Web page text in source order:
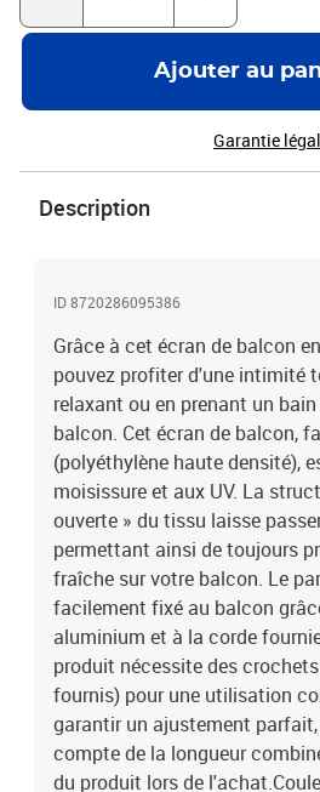
aluminiumCorde synthétique de 24 m
Ajouter au
Garantie
Description
ID 8720286095386
Grâce à cet écran de balcon
pouvez profiter d'une intimité
relaxant ou en prenant un
balcon. Cet écran de balcon,
(polyéthylène haute densité),
moisissure et aux UV. La
ouverte » du tissu laisse
permettant ainsi de toujours
fraîche sur votre balcon. Le
facilement fixé au balcon
aluminium et à la corde
produit nécessite des
fournis) pour une utilisation
garantir un ajustement
compte de la longueur
du produit lors de